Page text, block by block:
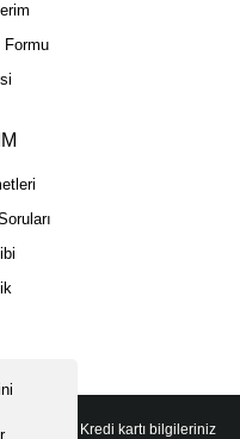
Formu
saklıdır - Kredi kartı bilgileriniz